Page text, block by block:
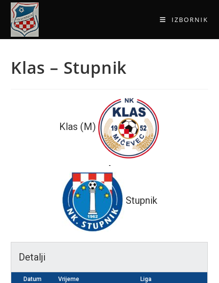
IZBORNIK
Klas – Stupnik
Klas (M)
-
Stupnik
Detalji
Datum Vrijeme Liga